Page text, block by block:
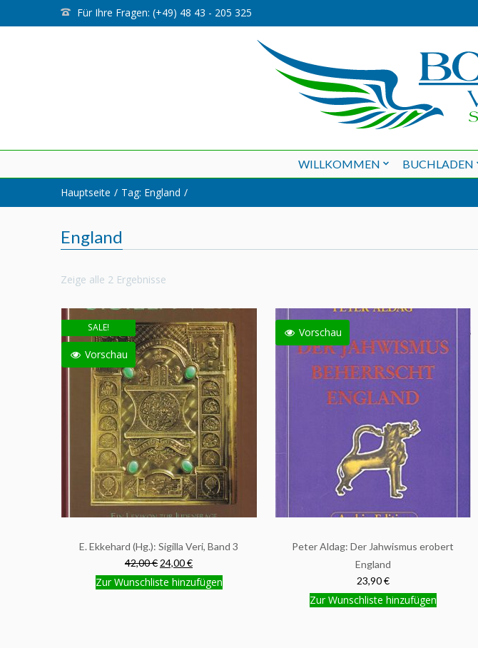
Für Ihre Fragen: (+49) 48 43 - 205 325
WILLKOMMEN BUCHLADEN
Hauptseite Tag: England
England
Zeige alle 2 Ergebnisse
SALE!
Vorschau
E. Ekkehard (Hg.): Sigilla Veri, Band 3
42,00 € 24,00 €
Zur Wunschliste hinzufügen
Vorschau
Peter Aldag: Der Jahwismus erobert
England
23,90 €
Zur Wunschliste hinzufügen